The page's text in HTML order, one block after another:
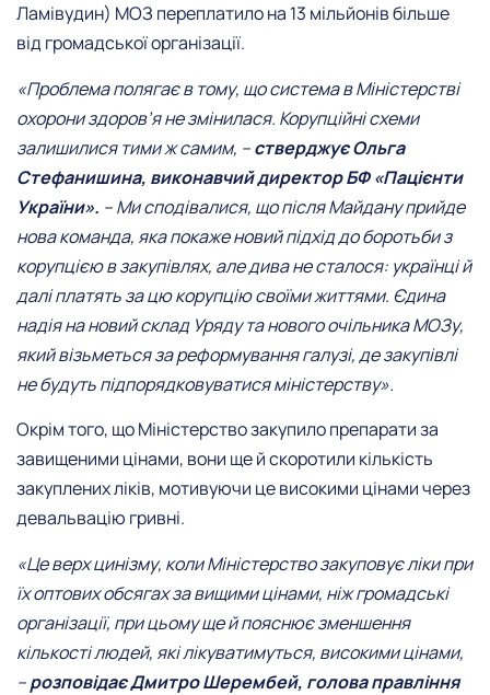
Ламівудин) МОЗ переплатило на 13 мільйонів більше
від громадської організації.
«Проблема полягає в тому, що система в Міністерстві
охорони здоров’я не змінилася. Корупційні схеми
залишилися тими ж самим, –стверджує Ольга
Стефанишина, виконавчий директор БФ «Пацієнти
України». – Ми сподівалися, що після Майдану прийде
нова команда, яка покаже новий підхід до боротьби з
корупцією в закупівлях, але дива не сталося: українці й
далі платять за цю корупцію своїми життями. Єдина
надія на новий склад Уряду та нового очільника МОЗу,
який візьметься за реформування галузі, де закупівлі
не будуть підпорядковуватися міністерству».
Окрім того, що Міністерство закупило препарати за
завищеними цінами, вони ще й скоротили кількість
закуплених ліків, мотивуючи це високими цінами через
девальвацію гривні.
«Це верх цинізму, коли Міністерство закуповує ліки при
їх оптових обсягах за вищими цінами, ніж громадські
організації, при цьому ще й пояснює зменшення
кількості людей, які лікуватимуться, високими цінами,
–розповідає Дмитро Шерембей, голова правління